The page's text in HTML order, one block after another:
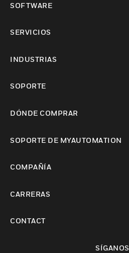
SOFTWARE
SERVICIOS
INDUSTRIAS
SOPORTE
DÓNDE COMPRAR
SOPORTE DE MYAUTOMATION
COMPAÑÍA
CARRERAS
CONTACT
SÍGANOS